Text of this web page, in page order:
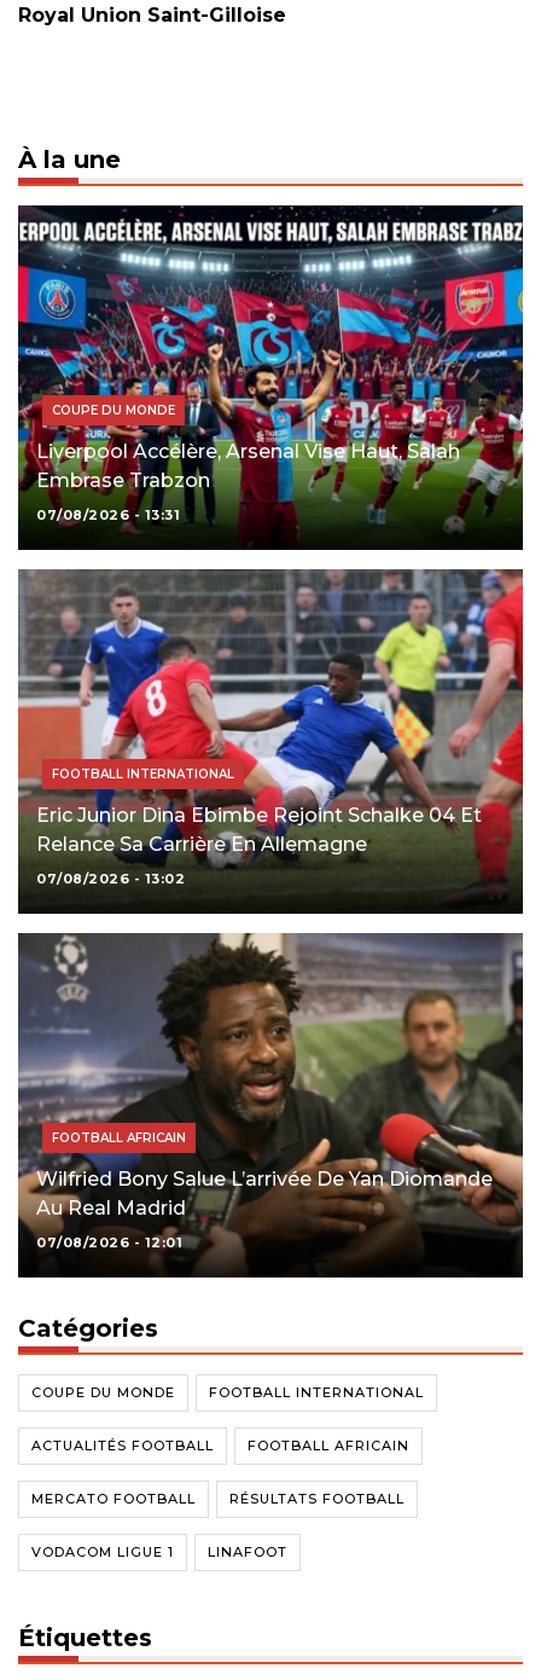
Royal Union Saint-Gilloise
À la une
COUPE DU MONDE
Liverpool Accélère, Arsenal Vise Haut, Salah
Embrase Trabzon
07/08/2026 - 13:31
FOOTBALL INTERNATIONAL
Eric Junior Dina Ebimbe Rejoint Schalke 04 Et
Relance Sa Carrière En Allemagne
07/08/2026 - 13:02
FOOTBALL AFRICAIN
Wilfried Bony Salue L’arrivée De Yan Diomande
Au Real Madrid
07/08/2026 - 12:01
Catégories
COUPE DU MONDE FOOTBALL INTERNATIONAL
ACTUALITÉS FOOTBALL FOOTBALL AFRICAIN
MERCATO FOOTBALL RÉSULTATS FOOTBALL
VODACOM LIGUE 1 LINAFOOT
Étiquettes